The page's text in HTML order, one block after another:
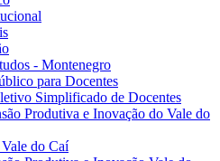
- Montenegro
para Docentes
Simplificado de Docentes
Produtiva e Inovação do Vale do
do Caí